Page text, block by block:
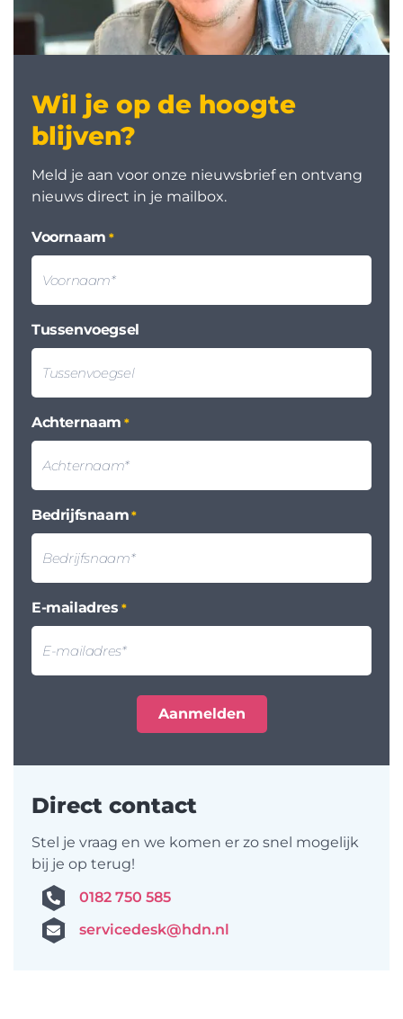
Wil je op de hoogte
blijven?
Meld je aan voor onze nieuwsbrief en ontvang
nieuws direct in je mailbox.
Voornaam *
Tussenvoegsel
Achternaam *
Bedrijfsnaam *
E-mailadres *
Direct contact
Stel je vraag en we komen er zo snel mogelijk
bij je op terug!
0182 750 585
servicedesk@hdn.nl